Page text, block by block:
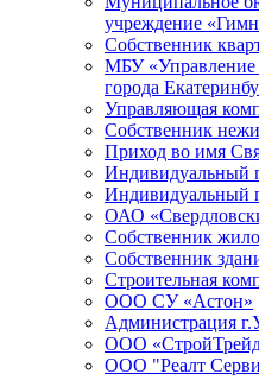
учреждение
Собственник
МБУ «Управление
города
Управляющая
Собственник
Приход во имя
Индивидуальный
Индивидуальный
ОАО
Собственник
Собственник
Строительная
ООО СУ «Астон»
Администрация
ООО
ООО "Реалт